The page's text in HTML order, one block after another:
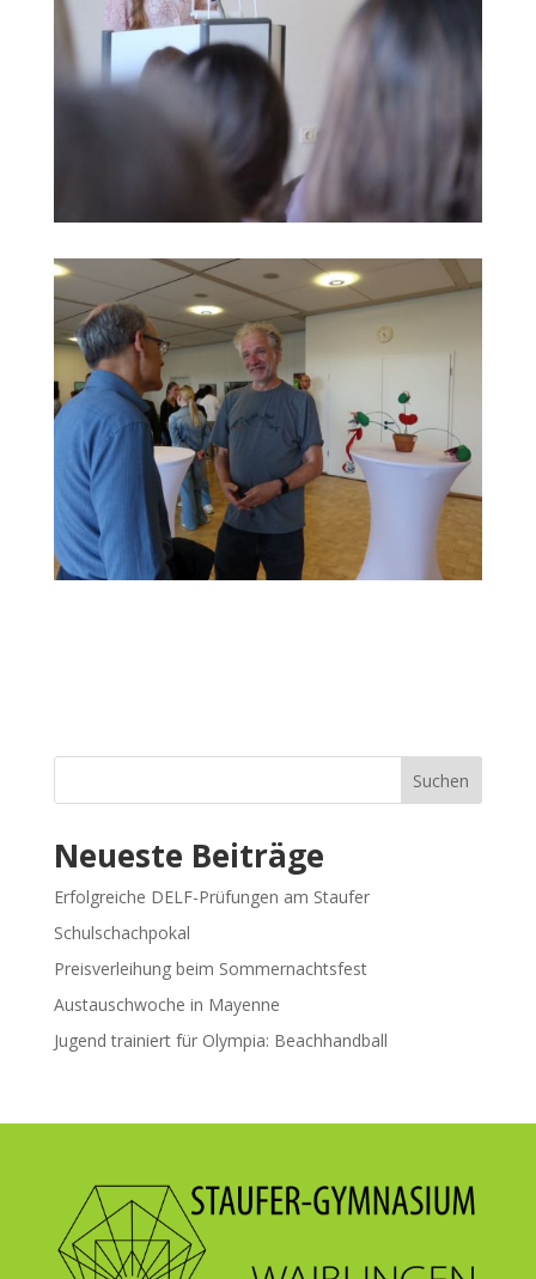
Suchen
Neueste Beiträge
Erfolgreiche DELF-Prüfungen am Staufer
Schulschachpokal
Preisverleihung beim Sommernachtsfest
Austauschwoche in Mayenne
Jugend trainiert für Olympia: Beachhandball